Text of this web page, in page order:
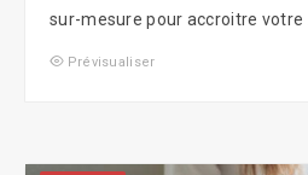
sur-mesure pour accroitre votre
Prévisualiser